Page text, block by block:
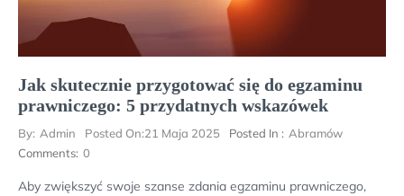
Jak skutecznie przygotować się do egzaminu
prawniczego: 5 przydatnych wskazówek
By: Admin Posted On:21 Maja 2025 Posted In : Abramów
Comments: 0
Aby zwiększyć swoje szanse zdania egzaminu prawniczego,